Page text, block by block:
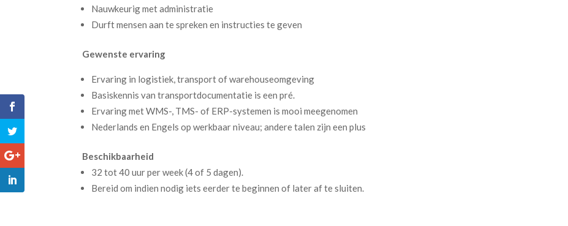
Nauwkeurig met administratie
Durft mensen aan te spreken en instructies te geven
Gewenste ervaring
Ervaring in logistiek, transport of warehouseomgeving
Basiskennis van transportdocumentatie is een pré.
Ervaring met WMS-, TMS- of ERP-systemen is mooi meegenomen
Nederlands en Engels op werkbaar niveau; andere talen zijn een plus
Beschikbaarheid
32 tot 40 uur per week (4 of 5 dagen).
Bereid om indien nodig iets eerder te beginnen of later af te sluiten.